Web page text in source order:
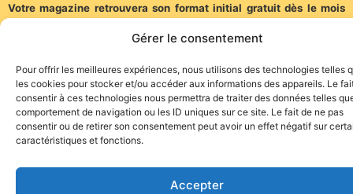
Gérer le consentement
Pour offrir les meilleures expériences, nous utilisons des technologies telles
les cookies pour stocker et/ou accéder aux informations des appareils. Le
consentir à ces technologies nous permettra de traiter des données telles
comportement de navigation ou les ID uniques sur ce site. Le fait de ne pas
consentir ou de retirer son consentement peut avoir un effet négatif sur
caractéristiques et fonctions.
Accepter
Votre magazine retrouvera son format initial gratuit dès le mois
(Communiqué)
Site de l'association TOROFIESTA